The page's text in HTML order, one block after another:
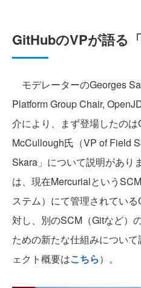
GitHubのVPが語る
モデレーターのGeorges
Platform Group Chair,
介により、まず登場したの
McCullough氏（VP of Field
Skara」について説明があり
は、現在Mercurialという
ステム）にて管理されてい
対し、別のSCM（Gitなど）
ための新たな仕組みについ
ェクト概要はこちら）。